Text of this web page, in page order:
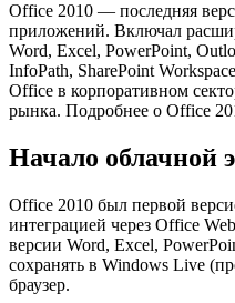
Office 2010 — последняя
приложений. Включал
Word, Excel, PowerPoint,
InfoPath, SharePoint
Office в корпоративном
рынка. Подробнее о Office
Начало облачной
Office 2010 был первой
интеграцией через Office
версии Word, Excel,
сохранять в Windows Live
браузер.